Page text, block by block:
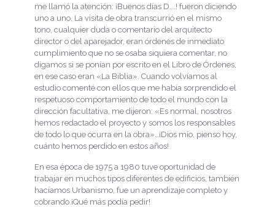
me llamó la atención: ¡Buenos días D….! fueron diciendo
uno a uno. La visita de obra transcurrió en el mismo
tono, cualquier duda o comentario del arquitecto
director o del aparejador, eran órdenes de inmediato
cumplimiento que no se osaba siquiera comentar, no
digamos si se ponían por escrito en el Libro de Órdenes,
en ese caso eran «La Biblia». Cuando volvíamos al
estudio comenté con ellos que me había sorprendido el
respetuoso comportamiento de todo el mundo con la
dirección facultativa, me dijeron: «Es normal, nosotros
hemos redactado el proyecto y somos los responsables
de todo lo que ocurra en la obra»…¡Dios mío, pienso hoy,
cuánto hemos perdido en estos años!
En esa época de 1975 a 1980 tuve oportunidad de
trabajar en muchos tipos diferentes de edificios, también
hacíamos Urbanismo, fue un aprendizaje completo y
cobrando.¡Qué más podía pedir!